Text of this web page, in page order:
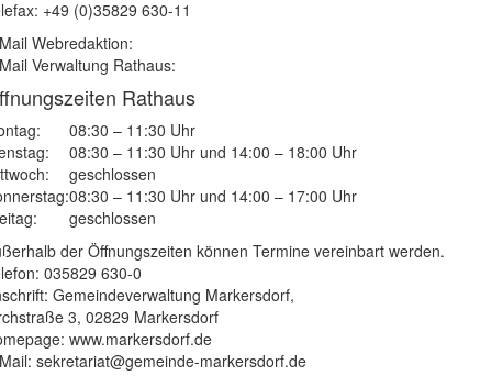
+49 (0)35829 630-11
Webredaktion:
Verwaltung Rathaus:
Rathaus
08:30 – 11:30 Uhr
08:30 – 11:30 Uhr und 14:00 – 18:00 Uhr
geschlossen
08:30 – 11:30 Uhr und 14:00 – 17:00 Uhr
geschlossen
der Öffnungszeiten können Termine vereinbart werden.
035829 630-0
Gemeindeverwaltung Markersdorf,
3, 02829 Markersdorf
www.markersdorf.de
sekretariat@gemeinde-markersdorf.de